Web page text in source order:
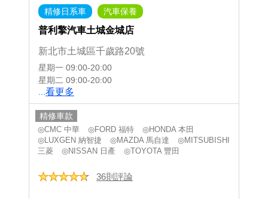
精修日系車 汽車保養
普利擎汽車土城金城店
新北市土城區千歲路20號
星期一 09:00-20:00
星期二 09:00-20:00
...看更多
精修車款
◎CMC 中華 ◎FORD 福特
◎HONDA 本田
◎LUXGEN 納智捷
◎MAZDA 馬自達
◎MITSUBISHI
三菱
◎NISSAN 日產 ◎TOYOTA 豐田
36則評論